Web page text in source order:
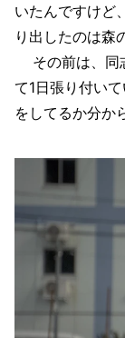
いたんですけど
り出したのは森
その前は、同
て1日張り付い
をしてるか分か